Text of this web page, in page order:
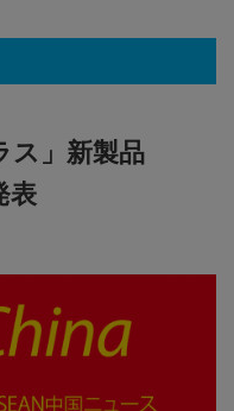
ス」新製品
表